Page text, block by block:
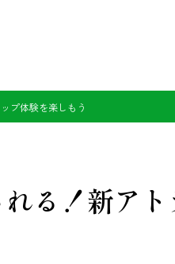
プ体験を楽しもう
る！新ア